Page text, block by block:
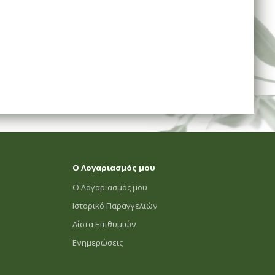
Ο Λογαριασμός μου
Ο Λογαριασμός μου
Ιστορικό Παραγγελιών
Λίστα Επιθυμιών
Ενημερώσεις